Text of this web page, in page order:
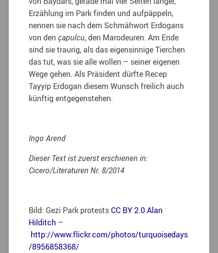
Erzählung im Park finden und aufpäppeln,
nennen sie nach dem Schmähwort Erdogans
von dençapulcu, den Marodeuren. Am Ende
sind sie traurig, als das eigensinnige Tierchen
das tut, was sie alle wollen – seiner eigenen
Wege gehen. Als Präsident dürfte Recep
Tayyip Erdogan diesem Wunsch freilich auch
künftig entgegenstehen.
Ingo Arend
Dieser Text ist zuerst erschienen in:
Cicero/Literaturen Nr. 8/2014
Bild: Gezi Park protests CC BY 2.0Alan
Hilditch –
http://www.flickr.com/photos/turquoisedays
/8956858368/